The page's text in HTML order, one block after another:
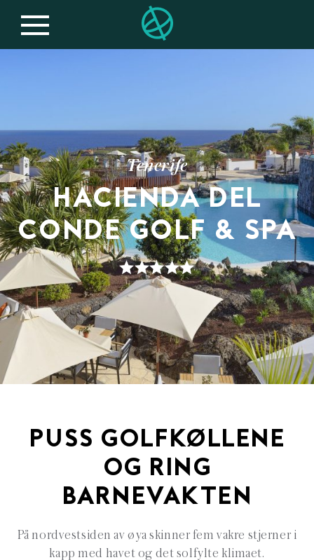
Tenerife
HACIENDA DEL
CONDE GOLF & SPA
PUSS GOLFKØLLENE
OG RING
BARNEVAKTEN
På nordvestsiden av øya skinner fem vakre stjerner i
kapp med havet og det solfylte klimaet.